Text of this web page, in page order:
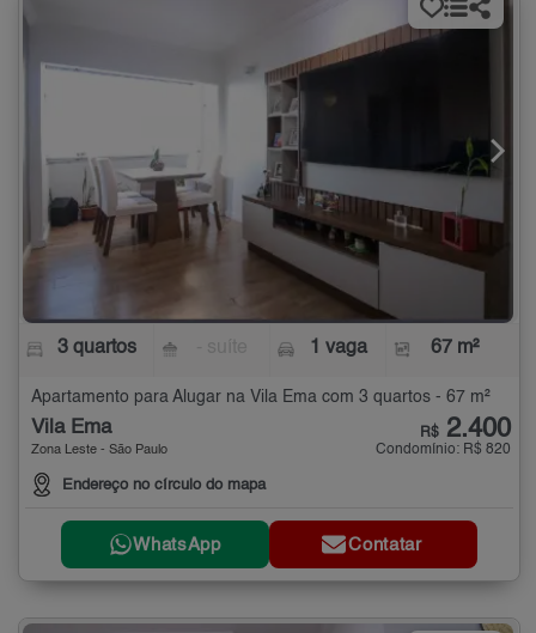
3 quartos 1 vaga 67 m²
Apartamento para Alugar na Vila Ema com 3 quartos - 67 m²
Vila Ema
Zona Leste - São Paulo
Endereço no círculo do mapa
R$ 2.400
Condomínio: R$ 820
WhatsApp Contatar